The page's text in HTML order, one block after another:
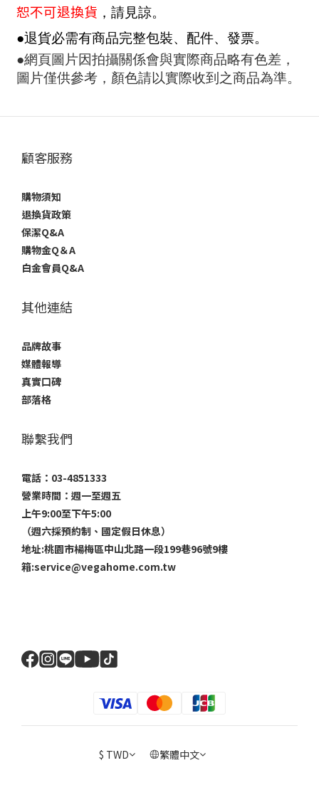
恕不可退換貨 ，請見諒。
●退貨必需有商品完整包裝、配件、發票。
●網頁圖片因拍攝關係會與實際商品略有色差，
圖片僅供參考，顏色請以實際收到之商品為準。
顧客服務
購物須知
退換貨政策
保潔Q&A
購物金Q＆A
白金會員Q&A
其他連結
品牌故事
媒體報導
真實口碑
部落格
聯繫我們
電話：03-4851333
營業時間：週一至週五
上午9:00至下午5:00
（週六採預約制、國定假日休息）
地址:桃園市楊梅區中山北路一段199巷96號9樓
箱:service@vegahome.com.tw
$ TWD 繁體中文